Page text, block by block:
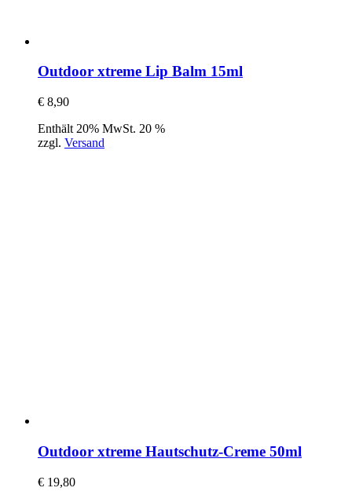
Outdoor xtreme Lip Balm 15ml
€ 8,90
Enthält 20% MwSt. 20 %
zzgl. Versand
Outdoor xtreme Hautschutz-Creme 50ml
€ 19,80